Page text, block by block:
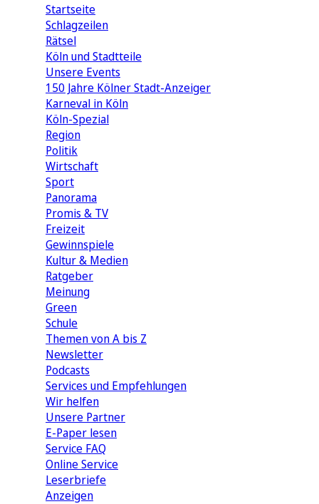
Startseite
Schlagzeilen
Rätsel
Köln und Stadtteile
Unsere Events
150 Jahre Kölner Stadt-Anzeiger
Karneval in Köln
Köln-Spezial
Region
Politik
Wirtschaft
Sport
Panorama
Promis & TV
Freizeit
Gewinnspiele
Kultur & Medien
Ratgeber
Meinung
Green
Schule
Themen von A bis Z
Newsletter
Podcasts
Services und Empfehlungen
Wir helfen
Unsere Partner
E-Paper lesen
Service FAQ
Online Service
Leserbriefe
Anzeigen